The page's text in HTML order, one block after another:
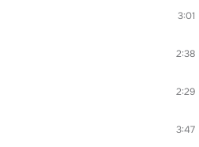
3:01
2:38
2:29
3:47